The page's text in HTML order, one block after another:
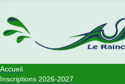
Accueil
Inscriptions 2026-2027